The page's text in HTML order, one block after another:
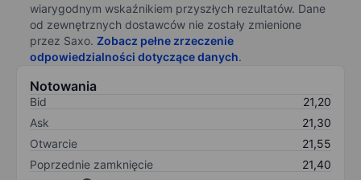
wiarygodnym wskaźnikiem przyszłych rezultatów. Dane
od zewnętrznych dostawców nie zostały zmienione
przez Saxo. Zobacz pełne zrzeczenie
odpowiedzialności dotyczące danych.
Notowania
Bid
21,20
Ask
21,30
Otwarcie
21,55
Poprzednie zamknięcie
21,40